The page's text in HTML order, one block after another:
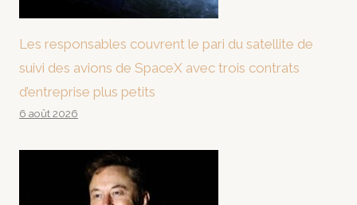
Les responsables couvrent le pari du satellite de
suivi des avions de SpaceX avec trois contrats
d’entreprise plus petits
6 août 2026